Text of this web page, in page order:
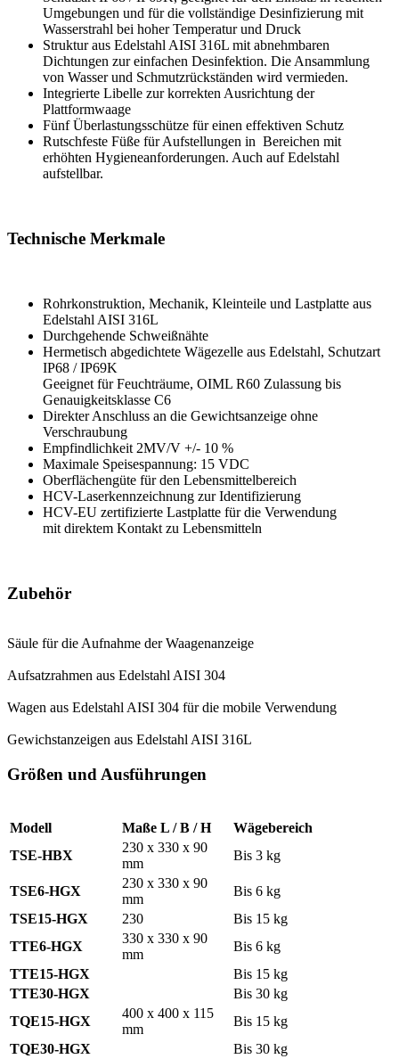
Umgebungen und für die vollständige Desinfizierung mit
Wasserstrahl bei hoher Temperatur und Druck
Struktur aus Edelstahl AISI 316L mit abnehmbaren
Dichtungen zur einfachen Desinfektion. Die Ansammlung
von Wasser und Schmutzrückständen wird vermieden.
Integrierte Libelle zur korrekten Ausrichtung der
Plattformwaage
Fünf Überlastungsschütze für einen effektiven Schutz
Rutschfeste Füße für Aufstellungen in Bereichen mit
erhöhten Hygieneanforderungen. Auch auf Edelstahl
aufstellbar.
Technische Merkmale
Rohrkonstruktion, Mechanik, Kleinteile und Lastplatte aus
Edelstahl AISI 316L
Durchgehende Schweißnähte
Hermetisch abgedichtete Wägezelle aus Edelstahl, Schutzart
IP68 / IP69K
Geeignet für Feuchträume, OIML R60 Zulassung bis
Genauigkeitsklasse C6
Direkter Anschluss an die Gewichtsanzeige ohne
Verschraubung
Empfindlichkeit 2MV/V +/- 10 %
Maximale Speisespannung: 15 VDC
Oberflächengüte für den Lebensmittelbereich
HCV-Laserkennzeichnung zur Identifizierung
HCV-EU zertifizierte Lastplatte für die Verwendung
mit direktem Kontakt zu Lebensmitteln
Zubehör
Säule für die Aufnahme der Waagenanzeige
Aufsatzrahmen aus Edelstahl AISI 304
Wagen aus Edelstahl AISI 304 für die mobile Verwendung
Gewichstanzeigen aus Edelstahl AISI 316L
Größen und Ausführungen
Modell Maße L / B / H
Wägebereich
TSE-HBX
230 x 330 x 90
mm
Bis 3 kg
TSE6-HGX
230 x 330 x 90
mm
Bis 6 kg
TSE15-HGX
230
Bis 15 kg
TTE6-HGX
330 x 330 x 90
mm
Bis 6 kg
TTE15-HGX
Bis 15 kg
TTE30-HGX
Bis 30 kg
TQE15-HGX
400 x 400 x 115
mm
Bis 15 kg
TQE30-HGX
Bis 30 kg